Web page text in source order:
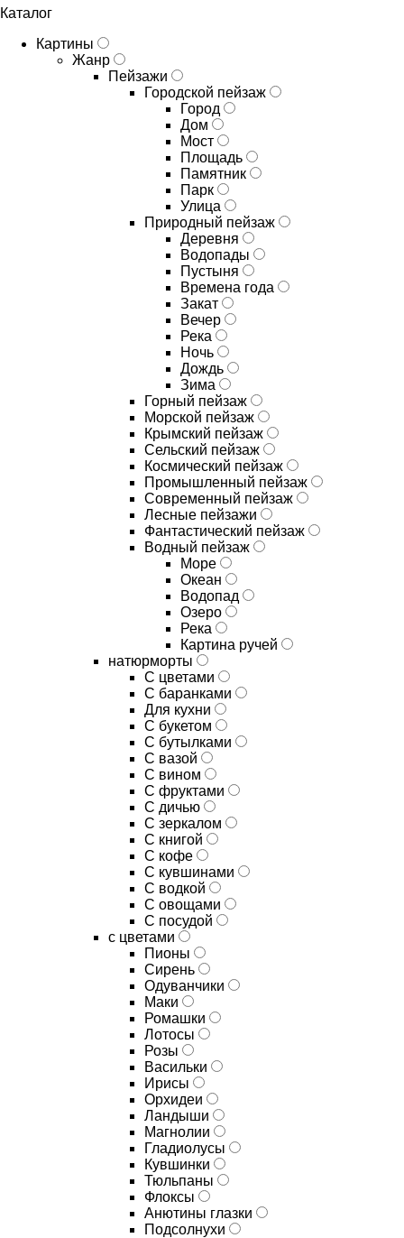
Каталог
Картины
Жанр
Пейзажи
Городской пейзаж
Город
Дом
Мост
Площадь
Памятник
Парк
Улица
Природный пейзаж
Деревня
Водопады
Пустыня
Времена года
Закат
Вечер
Река
Ночь
Дождь
Зима
Горный пейзаж
Морской пейзаж
Крымский пейзаж
Сельский пейзаж
Космический пейзаж
Промышленный пейзаж
Современный пейзаж
Лесные пейзажи
Фантастический пейзаж
Водный пейзаж
Море
Океан
Водопад
Озеро
Река
Картина ручей
натюрморты
С цветами
С баранками
Для кухни
C букетом
C бутылками
C вазой
C вином
C фруктами
C дичью
C зеркалом
C книгой
C кофе
C кувшинами
C водкой
C овощами
C посудой
с цветами
Пионы
Сирень
Одуванчики
Маки
Ромашки
Лотосы
Розы
Васильки
Ирисы
Орхидеи
Ландыши
Магнолии
Гладиолусы
Кувшинки
Тюльпаны
Флоксы
Анютины глазки
Подсолнухи